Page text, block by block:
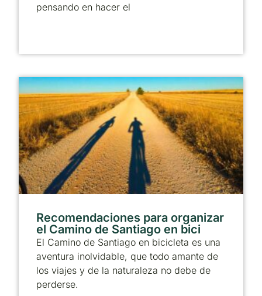
pensando en hacer el
Recomendaciones para organizar
el Camino de Santiago en bici
El Camino de Santiago en bicicleta es una
aventura inolvidable, que todo amante de
los viajes y de la naturaleza no debe de
perderse.